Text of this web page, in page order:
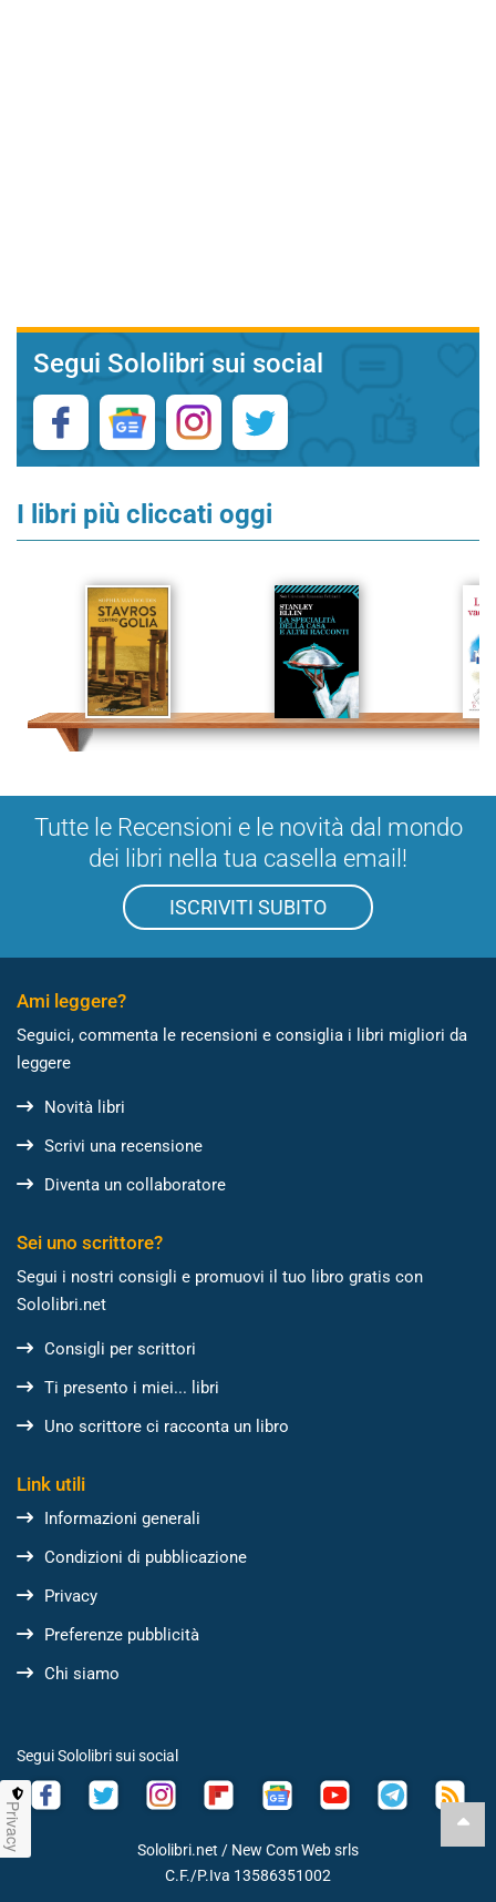
Segui Sololibri sui social
I libri più cliccati oggi
Tutte le Recensioni e le novità dal mondo
dei libri nella tua casella email!
ISCRIVITI SUBITO
Ami leggere?
Seguici, commenta le recensioni e consiglia i libri migliori da
leggere
Novità libri
Scrivi una recensione
Diventa un collaboratore
Sei uno scrittore?
Segui i nostri consigli e promuovi il tuo libro gratis con
Sololibri.net
Consigli per scrittori
Ti presento i miei... libri
Uno scrittore ci racconta un libro
Link utili
Informazioni generali
Condizioni di pubblicazione
Privacy
Preferenze pubblicità
Chi siamo
Segui Sololibri sui social
Sololibri.net / New Com Web srls
C.F./P.Iva 13586351002
Privacy